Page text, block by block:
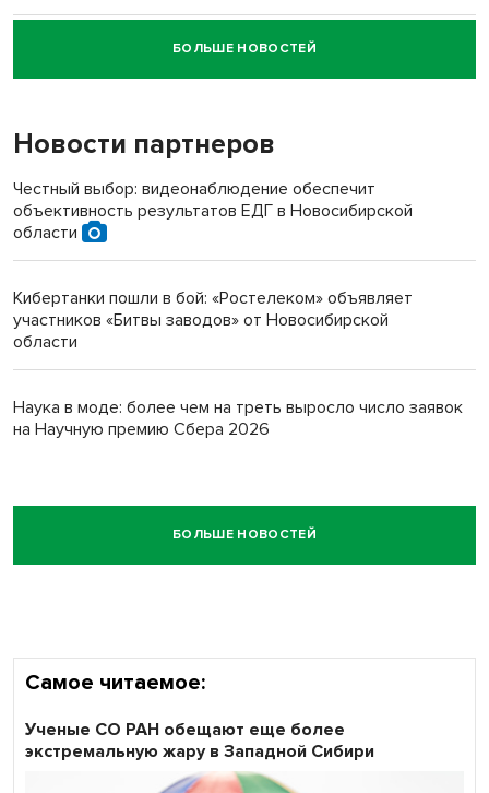
Новосибирский суд наказал водителя за смерть
пенсионерки на вокзале
БОЛЬШЕ НОВОСТЕЙ
Новости партнеров
Честный выбор: видеонаблюдение обеспечит
объективность результатов ЕДГ в Новосибирской
области
Кибертанки пошли в бой: «Ростелеком» объявляет
участников «Битвы заводов» от Новосибирской
области
Наука в моде: более чем на треть выросло число заявок
на Научную премию Сбера 2026
БОЛЬШЕ НОВОСТЕЙ
Самое читаемое:
Ученые СО РАН обещают еще более
экстремальную жару в Западной Сибири